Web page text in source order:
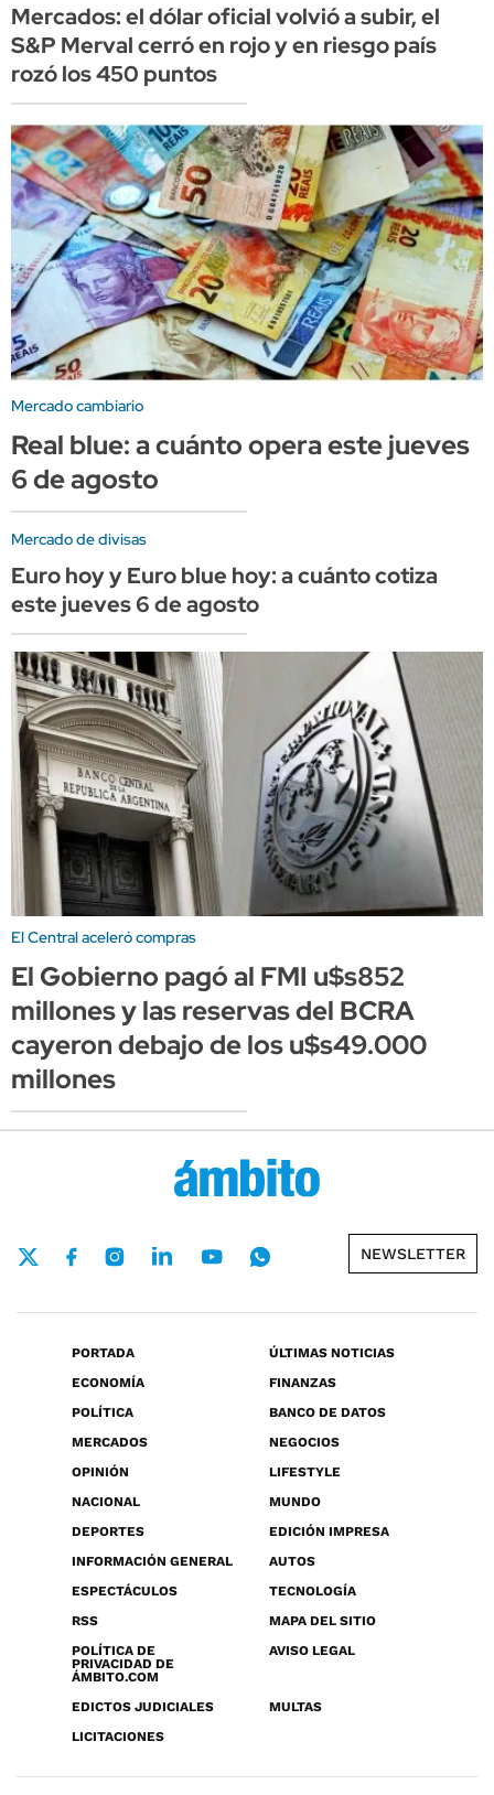
Mercados: el dólar oficial volvió a subir, el
S&P Merval cerró en rojo y en riesgo país
rozó los 450 puntos
Mercado cambiario
Real blue: a cuánto opera este jueves
6 de agosto
Mercado de divisas
Euro hoy y Euro blue hoy: a cuánto cotiza
este jueves 6 de agosto
El Central aceleró compras
El Gobierno pagó al FMI u$s852
millones y las reservas del BCRA
cayeron debajo de los u$s49.000
millones
NEWSLETTER
PORTADA
ÚLTIMAS NOTICIAS
ECONOMÍA
FINANZAS
POLÍTICA
BANCO DE DATOS
MERCADOS
NEGOCIOS
OPINIÓN
LIFESTYLE
NACIONAL
MUNDO
DEPORTES
EDICIÓN IMPRESA
INFORMACIÓN GENERAL
AUTOS
ESPECTÁCULOS
TECNOLOGÍA
RSS
MAPA DEL SITIO
POLÍTICA DE
PRIVACIDAD DE
ÁMBITO.COM
AVISO LEGAL
EDICTOS JUDICIALES
MULTAS
LICITACIONES